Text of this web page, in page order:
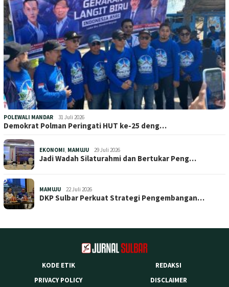
POLEWALI MANDAR 31 Juli 2026
Demokrat Polman Peringati HUT ke-25 deng…
EKONOMI, MAMUJU 29 Juli 2026
Jadi Wadah Silaturahmi dan Bertukar Peng…
MAMUJU 22 Juli 2026
DKP Sulbar Perkuat Strategi Pengembangan…
KODE ETIK
REDAKSI
PRIVACY POLICY
DISCLAIMER